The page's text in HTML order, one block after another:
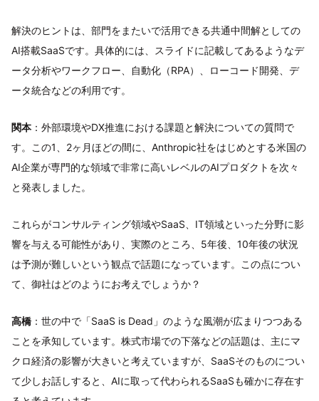
解決のヒントは、部門をまたいで活用できる共通中間解としての
AI搭載SaaSです。具体的には、スライドに記載してあるようなデ
ータ分析やワークフロー、自動化（RPA）、ローコード開発、デ
ータ統合などの利用です。
関本 ：外部環境やDX推進における課題と解決についての質問で
す。この1、2ヶ月ほどの間に、Anthropic社をはじめとする米国の
AI企業が専門的な領域で非常に高いレベルのAIプロダクトを次々
と発表しました。
これらがコンサルティング領域やSaaS、IT領域といった分野に影
響を与える可能性があり、実際のところ、5年後、10年後の状況
は予測が難しいという観点で話題になっています。この点につい
て、御社はどのようにお考えでしょうか？
高橋 ：世の中で「SaaS is Dead」のような風潮が広まりつつある
ことを承知しています。株式市場での下落などの話題は、主にマ
クロ経済の影響が大きいと考えていますが、SaaSそのものについ
て少しお話しすると、AIに取って代わられるSaaSも確かに存在す